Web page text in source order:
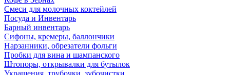
Смеси для молочных коктейлей
Посуда и Инвентарь
Барный инвентарь
Сифоны, кремеры, баллончики
Нарзанники, обрезатели фольги
Пробки для вина и шампанского
Штопоры, открывалки для бутылок
Украшения, трубочки, зубочистки